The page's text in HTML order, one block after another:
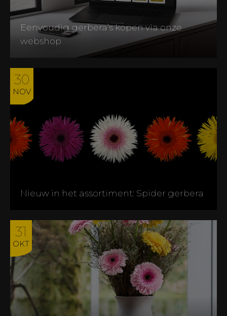
Eenvoudig gerbera’s kopen via onze
webshop
30
NOV
Nieuw in het assortiment: Spider gerbera
31
OKT